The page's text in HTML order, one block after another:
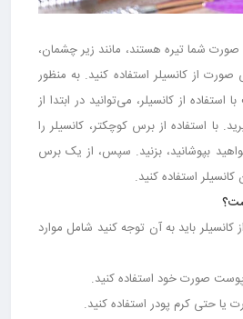
شما تیره هستند، مانند زیر چشمان،
از کانسیلر استفاده کنید. به منظور
از کانسیلر، می‌توانید در ابتدا از
استفاده از برس کوچکتر، کانسیلر را
بپوشانید، بزنید. سپس، از یک برس
استفاده کنید.
کانسیلر باید به آن توجه کنید شامل موارد
پوست صورت خود استفاده کنید.
یا حتی کرم پودر استفاده کنید.